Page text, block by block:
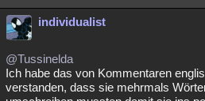
individualist
@Tussinelda
Ich habe das von Kommentaren
verstanden, dass sie mehrmals